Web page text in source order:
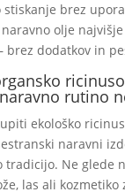
stiskanje brez
olje
brez dodatkov in
rutino
ekološko
naravni
tradicijo. Ne glede
las ali kozmetiko